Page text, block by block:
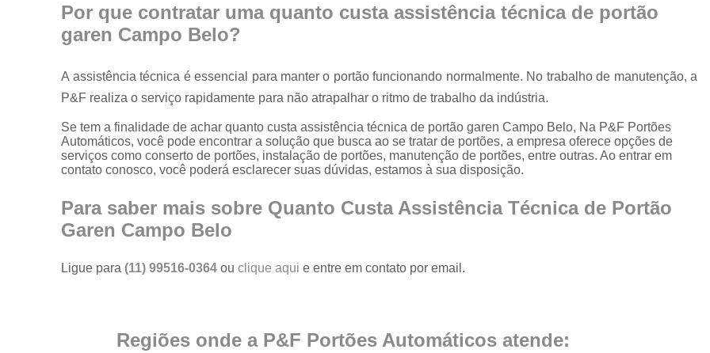
usados para
portão
Serviço de
conserto de
Serviço de
reparo em
portões
Serviços de
solda em
magnética de
de aço de
Conserto de Portão
Conserto de
Conserto de
Conserto de Portão Automático
Conserto
Empresa de
Empresa de
Empresa de
Por que contratar uma quanto custa assistência técnica de portão
garen Campo Belo?
A assistência técnica é essencial para manter o portão funcionando normalmente. No trabalho de manutenção, a
P&F realiza o serviço rapidamente para não atrapalhar o ritmo de trabalho da indústria.
Se tem a finalidade de achar quanto custa assistência técnica de portão garen Campo Belo, Na P&F Portões
Automáticos, você pode encontrar a solução que busca ao se tratar de portões, a empresa oferece opções de
serviços como conserto de portões, instalação de portões, manutenção de portões, entre outras. Ao entrar em
contato conosco, você poderá esclarecer suas dúvidas, estamos à sua disposição.
Para saber mais sobre Quanto Custa Assistência Técnica de Portão
Garen Campo Belo
Ligue para (11) 99516-0364ouclique aqui e entre em contato por email.
Regiões onde a P&F Portões Automáticos atende: